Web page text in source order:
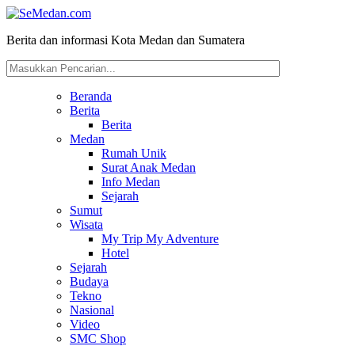
Berita dan informasi Kota Medan dan Sumatera
Beranda
Berita
Berita
Medan
Rumah Unik
Surat Anak Medan
Info Medan
Sejarah
Sumut
Wisata
My Trip My Adventure
Hotel
Sejarah
Budaya
Tekno
Nasional
Video
SMC Shop